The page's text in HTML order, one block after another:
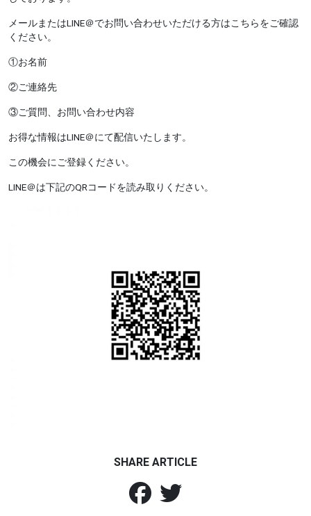
メールまたはLINE＠でお問い合わせいただける方はこちらをご確認
ください。
①お名前
②ご連絡先
③ご質問、お問い合わせ内容
お得な情報はLINE＠にて配信いたします。
この機会にご登録ください。
LINE＠は下記のQRコードを読み取りください。
SHARE ARTICLE